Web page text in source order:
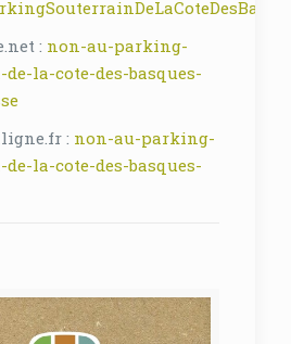
: non-au-parking-
la-cote-des-basques-
: non-au-parking-
la-cote-des-basques-